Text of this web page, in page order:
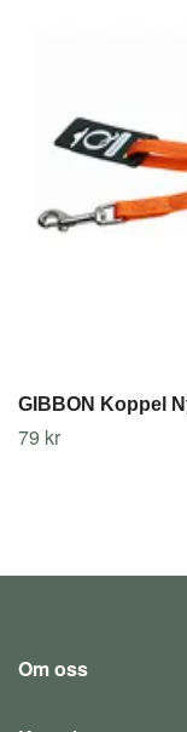
GIBBON Koppel
79 kr
Om oss